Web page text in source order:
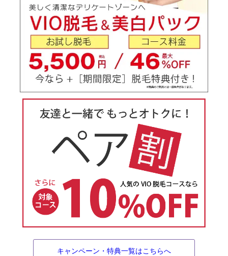
キャンペーン・特典一覧はこちらへ